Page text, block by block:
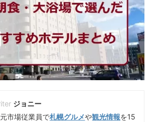
ジョニー
元市場従業員で札幌グルメや観光情報を15